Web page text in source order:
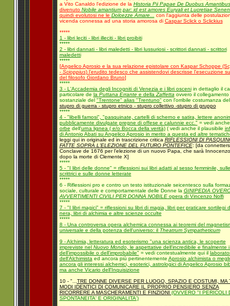
a Vito Canaldo l'edizione de la Historia Pii Papae De Duobus Amantibus
divenuto Nobile amantium par: id est amores Euryali et Lucretiae
quindi evolutosi ne le Dolcezze Amare...
con l'aggiunta delle
vicenda connessa ad una storia amorosa di Caspar Sclick o Sclickius
*****
1 - libri leciti - libri illeciti - libri proibiti
*****
2 - libri dannati - libri maledetti - libri lussuriosi - scrittori dannati - scrittori
maledetti
*****
[Angelico Aprosio e la sua relazione epistolare con Kaspar Schoppe
- Scioppius) l'erudito tedesco che assistendovi descrisse l'esecuzione
del filosofo Giordano Bruno]
*****
3 - L'Accademia degli Incogniti di Venezia e i libri osceniin dettaglio il
particolare de la Puttana Errantee della Zaffetta ovvero il collegamento
sostanziale del "Trentone" alias "Trentuno"con l'orribile costumanza
stupro di guerra - stupro etnico - stupro collettivo -stupro di gruppo
*****
4 - "libelli famosi", "pasquinate, cartelli di scherno e satira, lettere
pubblicamente divulgate pregne di offese e calunnie ecc." = vedi
orbe dell'urna lignea ( e/o Bocca della verità)( vedi anche il plausibile
di Antonio Abati su Angelico Aprosio in merito a questa ed altre
leggi qui in originale ed in trascrizione critica RIFLESSIONI DI
FATTE SOPRA L'ELEZIONE DEL FUTURO PONTEFICE: [da
Conclave de 1676 per l'elezione di un nuovo Papa, che sarà
dopo la morte di Clemente X]
*****
5 - "I libri delle donne" = riflessioni sui libri adatti al sesso femminile, sulle
scrittrici e sulle donne letterate
*****
6 - Riflessioni pro e contro un testo istituzionale seicentesco sulla
sociale, culturale e comportamentale delle Donne la GINIPEDIA
AVVERTIMENTI CIVILI PER DONNA NOBILEopera di Vincenzo Nolfi
*****
7 - "I libri magici" = riflessioni su libri di magia, libri per praticare sortilegi
nera, libri di alchimia e altre scienze occulte
*****
8 - Una controversa opera alchemica connessa ai teoremi del
universale e della potenza dell'universo: il Theatrum Sympatheticum
9 - Alchimia, letteratura ed esoterismo "una scienza antica, le scoperte
impreviste nel Nuovo Mondo, le aspettative dell'incredibile e finalmente i
dell'impossibile o dell'improbabile"= vedi contestualmente qui il
dell'Alchimista ed ancora più pertinentemente Aprosio alchimista o
ancora gli interessi alchemici, esoterici, astrologici di Angelico Aprosio
ma anche Vicario dell'Inquisizione
10 - "... TRE DONNE DIVERSE PER LUOGO, SPAZIO E COSTUMI, MA
MODI IDENTICI DI COMUNICARE IL PROPRIO PENSIERO SENZA
RICORRERE A MASCHERAMENTI E FINZIONI (OVVERO "I PERICOLI
SPONTANEITA' E ORIGINALITA')